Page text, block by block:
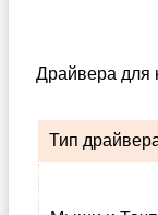
Драйвера для
Тип